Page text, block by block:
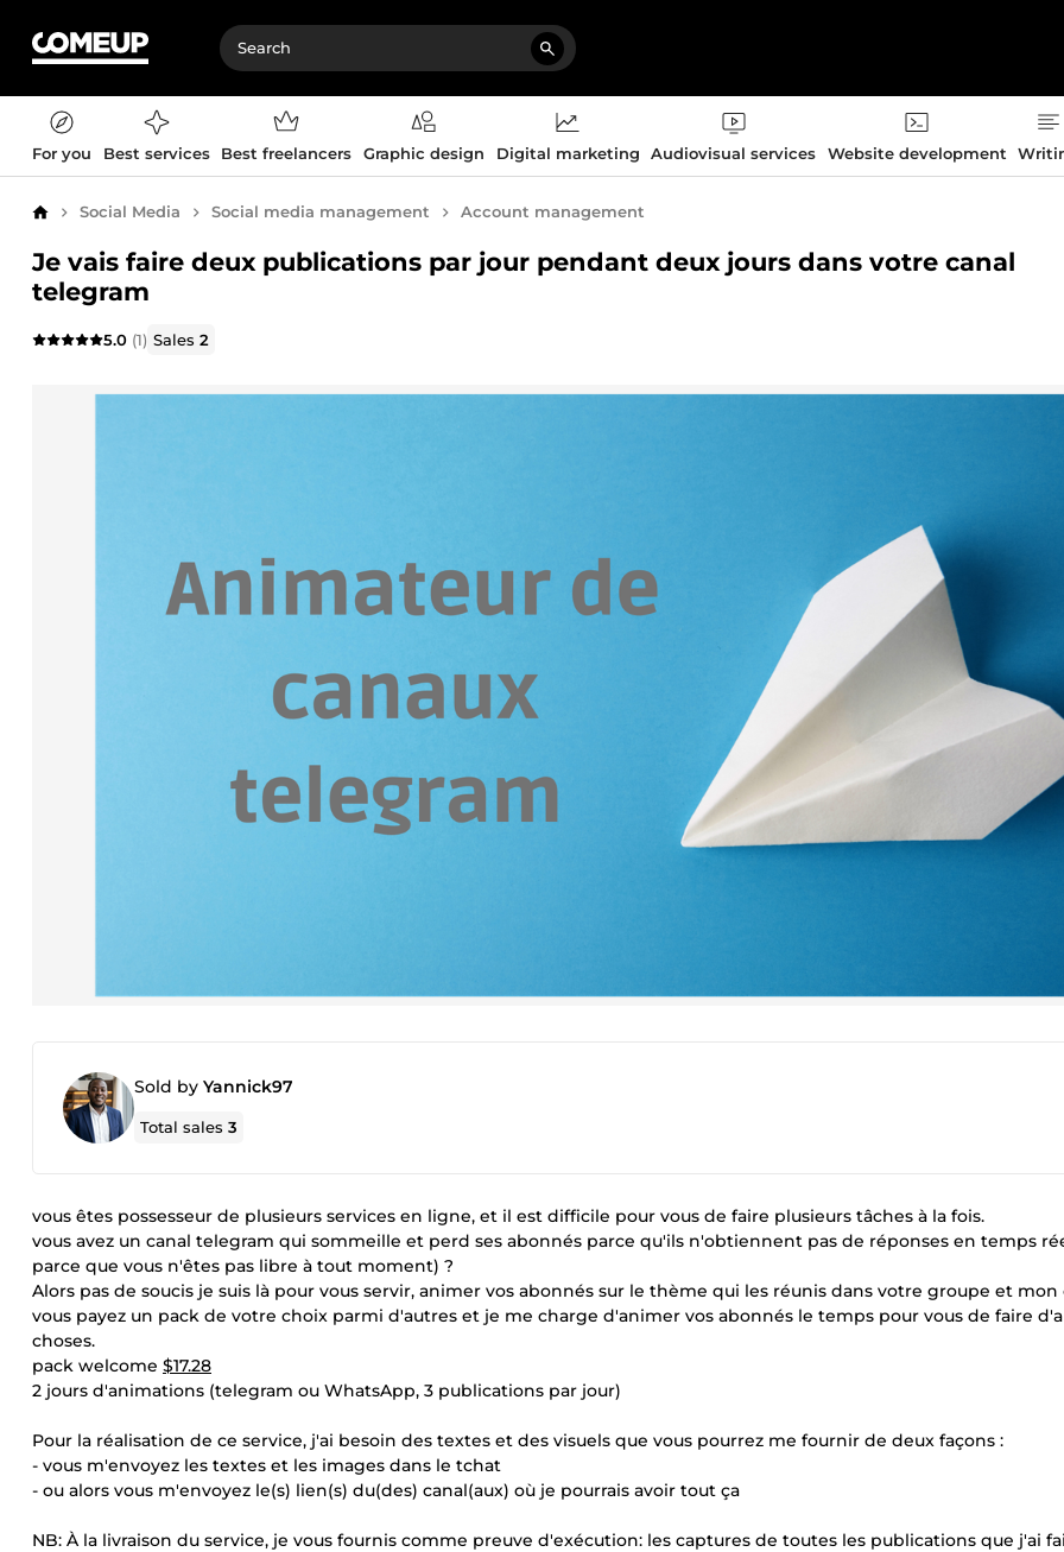
For you Best services Best freelancers Graphic design Digital marketing Audiovisual services Website development
Home Social Media Social media management Account management
Je vais faire deux publications par jour pendant deux jours dans votre canal
telegram
5.0 (1) Sales2
Sold by Yannick97
Total sales3
vous êtes possesseur de plusieurs services en ligne, et il est difficile pour vous de faire plusieurs tâches à la fois.
vous avez un canal telegram qui sommeille et perd ses abonnés parce qu'ils n'obtiennent pas de réponses en temps
parce que vous n'êtes pas libre à tout moment) ?
Alors pas de soucis je suis là pour vous servir, animer vos abonnés sur le thème qui les réunis dans votre groupe et
vous payez un pack de votre choix parmi d'autres et je me charge d'animer vos abonnés le temps pour vous de faire
choses.
pack welcome $17.28
2 jours d'animations (telegram ou WhatsApp, 3 publications par jour)
Pour la réalisation de ce service, j'ai besoin des textes et des visuels que vous pourrez me fournir de deux façons :
- vous m'envoyez les textes et les images dans le tchat
- ou alors vous m'envoyez le(s) lien(s) du(des) canal(aux) où je pourrais avoir tout ça
NB: À la livraison du service, je vous fournis comme preuve d'exécution: les captures de toutes les publications que j'ai